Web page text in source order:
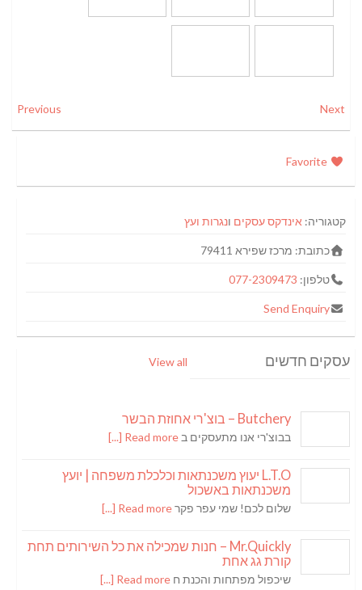
Previous Next
Favorite
קטגוריה: אינדקס עסקים ונגרות ועץ
כתובת: מרכז שפירא 79411
טלפון: 077-2309473
Send Enquiry
עסקים חדשים View all
Butchery – בוצ'רי אחוזת הבשר
בבוצ'רי אנו מתעסקים ב Read more [...]
L.T.O יעוץ משכנתאות וכלכלת משפחה | יועץ
משכנתאות באשכול
שלום לכם! שמי עפר פקרRead more [...]
Mr.Quickly – חנות שמכילה את כל השירותים תחת
קורת גג אחת
שיכפול מפתחות והכנת ח Read more [...]